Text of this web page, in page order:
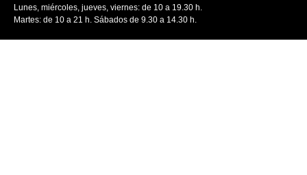
Lunes, miércoles, jueves, viernes: de 10 a 19.30 h.
Martes: de 10 a 21 h. Sábados de 9.30 a 14.30 h.